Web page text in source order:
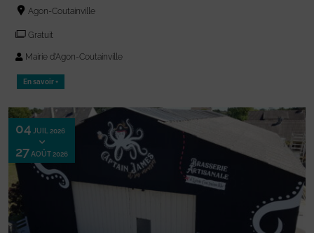
Agon-Coutainville
Gratuit
Mairie d'Agon-Coutainville
En savoir +
04 JUIL 2026
27 AOÛT 2026